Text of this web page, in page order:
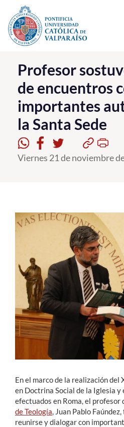
Click acá para ir directamente al
La Universidad
Investigación, Creación e
PUCV Internacional
Vinculación con el Medio
Admisión
Formación Continua
Académicos
Funcionarios
Alumni
Profesor
de encuentros
importantes
la Santa Sede
Viernes 21 de noviembre
En el marco de la realización
en Doctrina Social de la Iglesia y
efectuados en Roma, el profesor
de Teología , Juan Pablo
reunirse y dialogar con